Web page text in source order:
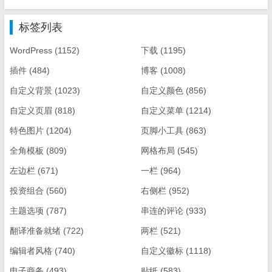
标签列表
WordPress (1152) 下载 (1195)
插件 (484) 博客 (1008)
自定义背景 (1023) 自定义颜色 (856)
自定义页眉 (818) 自定义菜单 (1214)
特色图片 (1204) 页脚小工具 (863)
全角模板 (809) 网格布局 (545)
左边栏 (671) 一栏 (964)
投资组合 (560) 右侧栏 (952)
主题选项 (787) 串连的评论 (933)
翻译准备就绪 (722) 两栏 (521)
编辑者风格 (740) 自定义徽标 (1118)